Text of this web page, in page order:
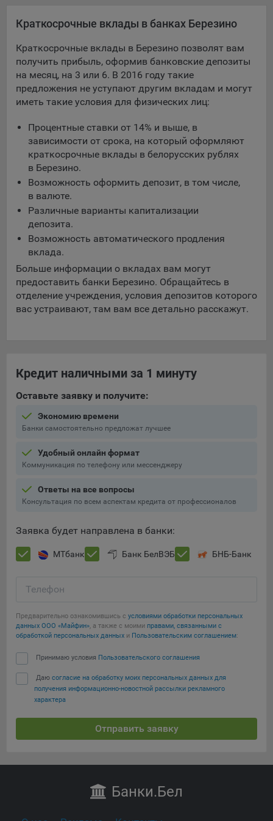
сервис показа контекстной рекламы. Адрес: Yandex
Google Ads - сервис показа контекстной рекламы,
предоставляемый компанией Google Ireland Ltd, Gordon
House Barrow Street Dublin 4, D04E5W5 Ireland.
Сохранить по умолчанию
Краткосрочные вклады в банках Березино
Краткосрочные вклады в Березино позволят вам
получить прибыль, оформив банковские депозиты
на месяц, на 3 или 6. В 2016 году такие
предложения не уступают другим вкладам и могут
иметь такие условия для физических лиц:
Процентные ставки от 14% и выше, в
зависимости от срока, на который оформляют
краткосрочные вклады в белорусских рублях
в Березино.
Возможность оформить депозит, в том числе,
в валюте.
Различные варианты капитализации
депозита.
Возможность автоматического продления
вклада.
Больше информации о вкладах вам могут
предоставить банки Березино. Обращайтесь в
отделение учреждения, условия депозитов которого
вас устраивают, там вам все детально расскажут.
Кредит наличными за 1 минуту
Оставьте заявку и получите:
Экономию времени
Банки самостоятельно предложат лучшее
Удобный онлайн формат
Коммуникация по телефону или мессенджеру
Ответы на все вопросы
Консультация по всем аспектам кредита от профессионалов
Заявка будет направлена в банки:
МТбанк Банк БелВЭБ БНБ-Банк
Телефон
Предварительно ознакомившись с условиями обработки персональных
данных ООО «Майфин», а также с моими правами, связанными с
обработкой персональных данных и Пользовательским соглашением:
Принимаю условия Пользовательского соглашения
Даю согласие на обработку моих персональных данных для
получения информационно-новостной рассылки рекламного
характера
Отправить заявку
Банки.Бел